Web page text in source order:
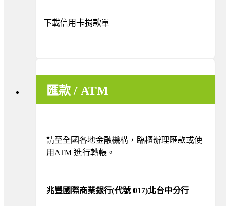
下載信用卡捐款單
匯款 / ATM
請至全國各地金融機構，臨櫃辦理匯款或使
用ATM 進行轉帳。
兆豐國際商業銀行(代號 017)北台中分行